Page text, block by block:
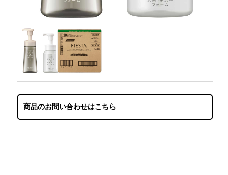
商品のお問い合わせはこちら